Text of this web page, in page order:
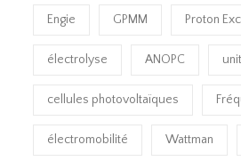
Engie GPMM Proton
électrolyse ANOPC
cellules photovoltaïques
électromobilité Wattman